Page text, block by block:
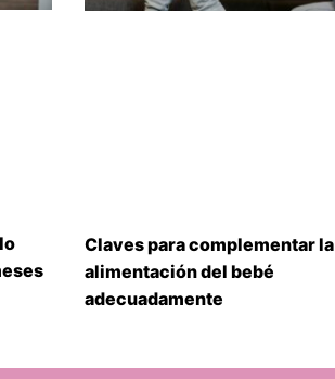
Claves para complementar la
alimentación del bebé
adecuadamente